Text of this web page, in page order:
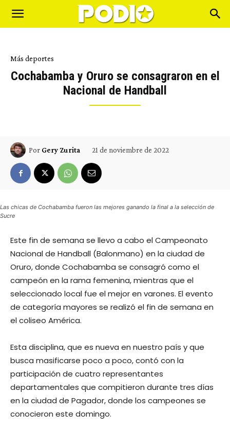
Más deportes
Cochabamba y Oruro se consagraron en el
Nacional de Handball
Por Gery Zurita 21 de noviembre de 2022
Las chicas de Cochabamba fueron las mejores ganando la final a la selección de
Sucre
Este fin de semana se llevo a cabo el Campeonato
Nacional de Handball (Balonmano) en la ciudad de
Oruro, donde Cochabamba se consagró como el
campeón en la rama femenina, mientras que el
seleccionado local fue el mejor en varones. El evento
de categoría mayores se realizó el fin de semana en
el coliseo América.
Esta disciplina, que es nueva en nuestro país y que
busca masificarse poco a poco, contó con la
participación de cuatro representantes
departamentales que compitieron durante tres días
en la ciudad de Pagador, donde los campeones se
conocieron este domingo.